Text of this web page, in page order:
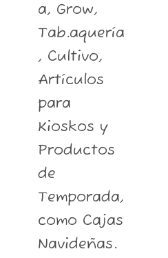
a, Grow,
Tab.aquería
, Cultivo,
Artículos
para
Kioskos y
Productos
de
Temporada,
como Cajas
Navideñas.